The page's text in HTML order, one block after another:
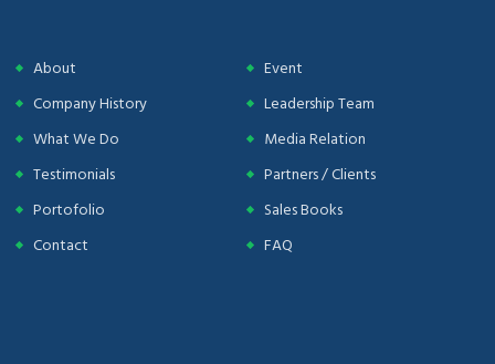
About
Event
Company History
Leadership Team
What We Do
Media Relation
Testimonials
Partners / Clients
Portofolio
Sales Books
Contact
FAQ